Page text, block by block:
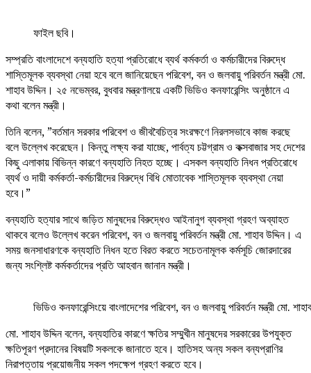
ফাইল ছবি।
সম্প্রতি বাংলাদেশে বন্যহাতি হত্যা প্রতিরোধে ব্যর্থ কর্মকর্তা ও কর্মচারীদের বিরুদ্ধে
শাস্তিমূলক ব্যবস্থা নেয়া হবে বলে জানিয়েছেন পরিবেশ, বন ও জলবায়ু পরিবর্তন মন্ত্রী মো.
শাহাব উদ্দিন। ২৫ নভেম্বর, বুধবার মন্ত্রণালয়ে একটি ভিডিও কনফারেন্সিং অনুষ্ঠানে এ
কথা বলেন মন্ত্রী।
তিনি বলেন, ”বর্তমান সরকার পরিবেশ ও জীববৈচিত্র সংরক্ষণে নিরলসভাবে কাজ করছে
বলে উল্লেখ করেছেন। কিন্তু লক্ষ্য করা যাচ্ছে, পার্বত্য চট্টগ্রাম ও কক্সবাজার সহ দেশের
কিছু এলাকায় বিভিন্ন কারণে বন্যহাতি নিহত হচ্ছে। এসকল বন্যহাতি নিধন প্রতিরোধে
ব্যর্থ ও দায়ী কর্মকর্তা-কর্মচারীদের বিরুদ্ধে বিধি মোতাবেক শাস্তিমূলক ব্যবস্থা নেয়া
হবে।”
বন্যহাতি হত্যার সাথে জড়িত মানুষদের বিরুদ্ধেও আইনানুগ ব্যবস্থা গ্রহণ অব্যাহত
থাকবে বলেও উল্লেখ করেন পরিবেশ, বন ও জলবায়ু পরিবর্তন মন্ত্রী মো. শাহাব উদ্দিন। এ
সময় জনসাধারণকে বন্যহাতি নিধন হতে বিরত করতে সচেতনামূলক কর্মসূচি জোরদারের
জন্য সংশ্লিষ্ট কর্মকর্তাদের প্রতি আহবান জানান মন্ত্রী।
ভিডিও কনফারেন্সিংয়ে বাংলাদেশের পরিবেশ, বন ও জলবায়ু পরিবর্তন মন্ত্রী মো.
মো. শাহাব উদ্দিন বলেন, বন্যহাতির কারণে ক্ষতির সম্মুখীন মানুষদের সরকারের উপযুক্ত
ক্ষতিপূরণ প্রদানের বিষয়টি সকলকে জানাতে হবে। হাতিসহ অন্য সকল বন্যপ্রাণির
নিরাপত্তায় প্রয়োজনীয় সকল পদক্ষেপ গ্রহণ করতে হবে।